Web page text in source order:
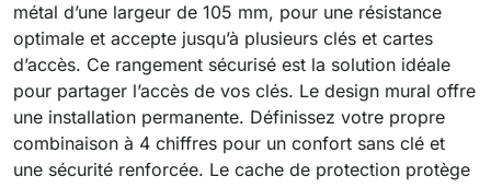
métal d’une largeur de 105 mm, pour une résistance
optimale et accepte jusqu’à plusieurs clés et cartes
d’accès. Ce rangement sécurisé est la solution idéale
pour partager l’accès de vos clés. Le design mural offre
une installation permanente. Définissez votre propre
combinaison à 4 chiffres pour un confort sans clé et
une sécurité renforcée. Le cache de protection protège